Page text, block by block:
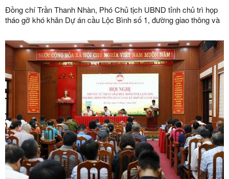
Đồng chí Trần Thanh Nhàn, Phó Chủ tịch UBND tỉnh chủ trì họp
tháo gỡ khó khăn Dự án cầu Lộc Bình số 1, đường giao thông và